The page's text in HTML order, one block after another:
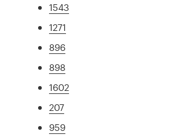
1543
1271
896
898
1602
207
959